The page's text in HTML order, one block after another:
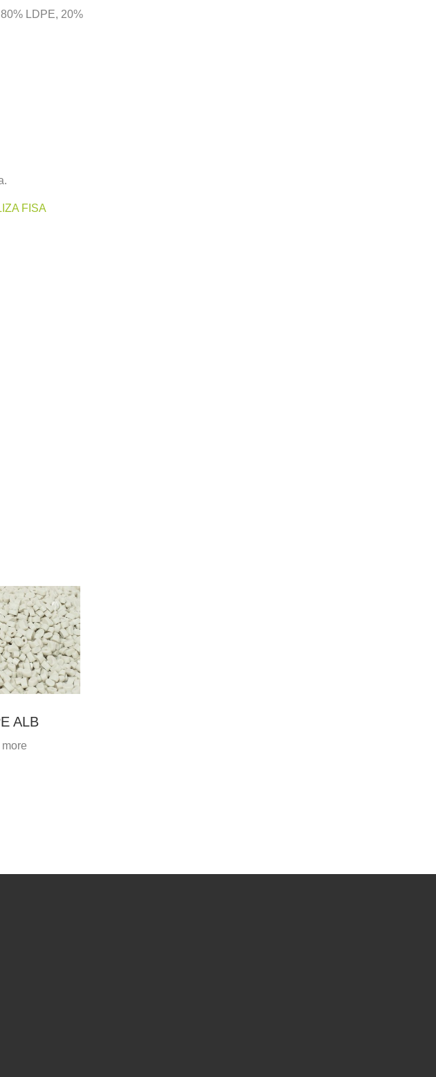
LDPE, 20%
FISA
ALB
more